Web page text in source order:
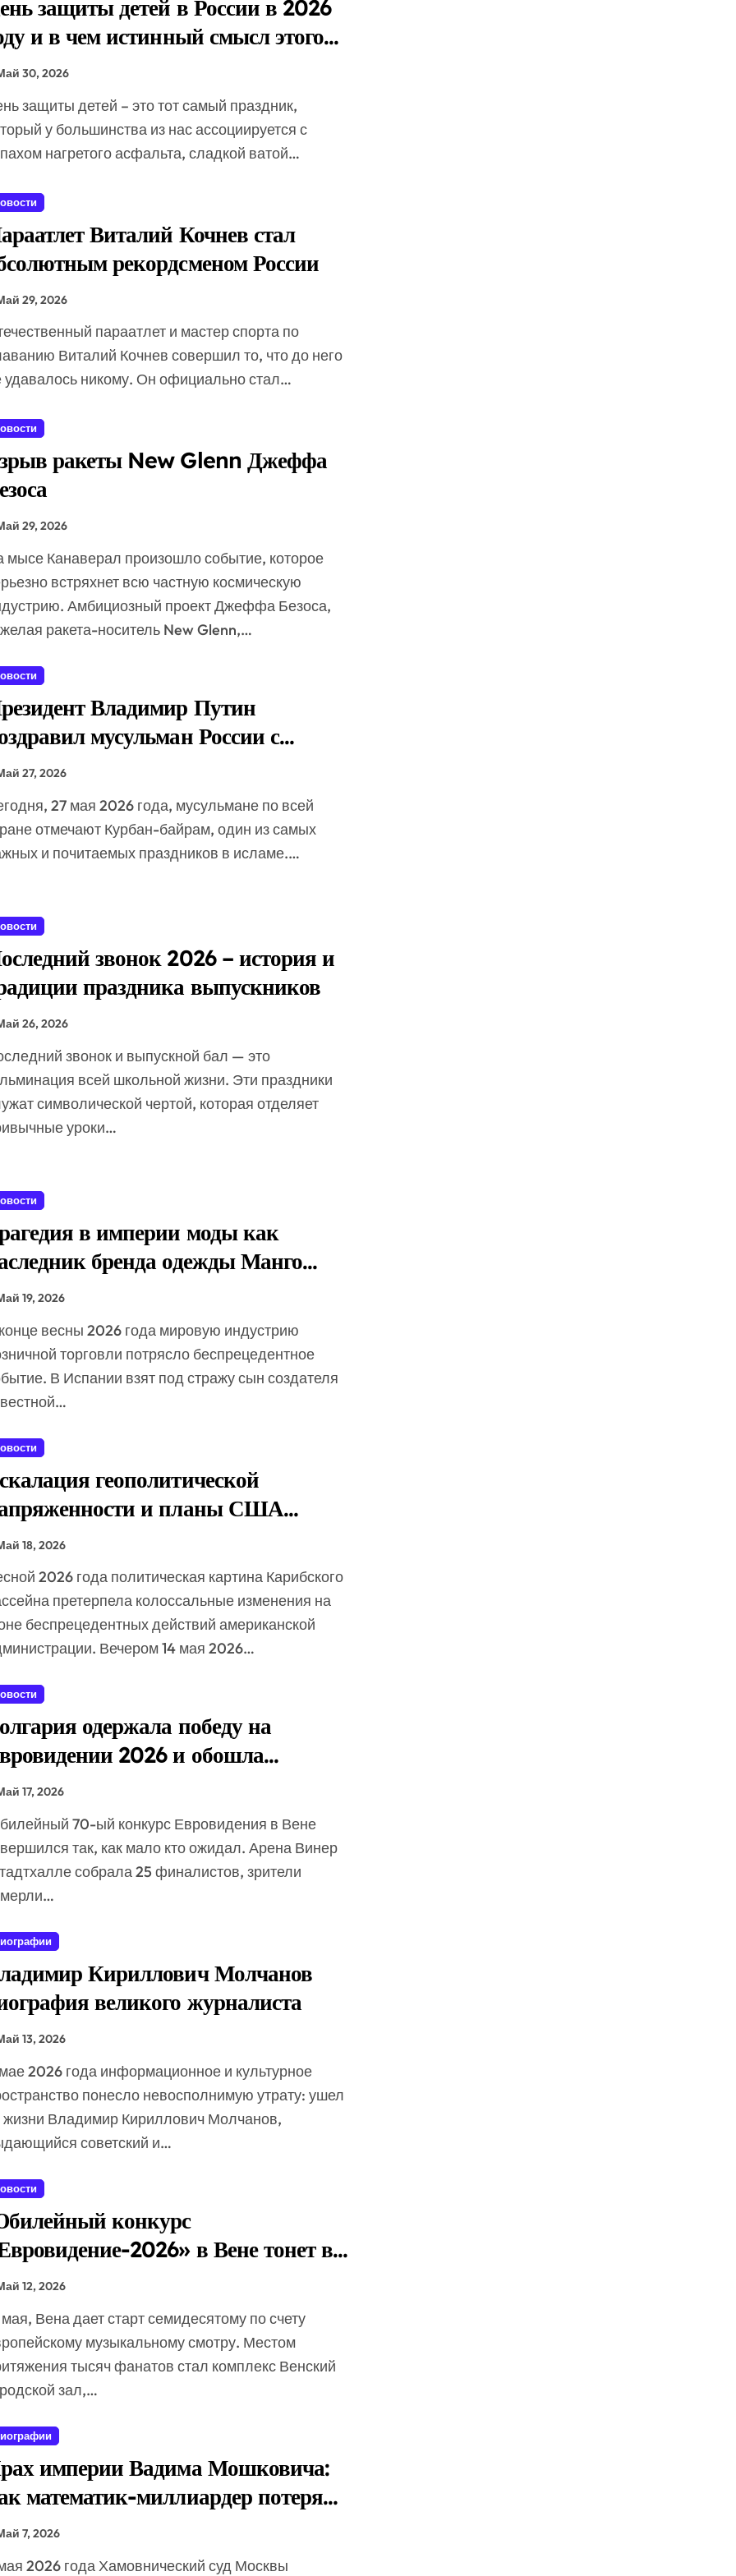
серебряные монеты серии «Красная книга» с редкими животными
принесли стране первое золото чемпионата Европы в Париже
четвертое место в синхронных прыжках в воду на чемпионате Европы
защиты детей в России в 2026
и в чем истинный смысл этого
30, 2026
у большинства из нас ассоциируется с
нагретого асфальта, сладкой ватой…
Виталий Кочнев стал
рекордсменом России
29, 2026
Виталий Кочнев совершил то, что до него
удавалось никому. Он официально стал…
ракеты New Glenn Джеффа
29, 2026
встряхнет всю частную космическую
Амбициозный проект Джеффа Безоса,
ракета-носитель New Glenn,…
Владимир Путин
мусульман России с
Курбан-байрам
27, 2026
отмечают Курбан-байрам, один из самых
и почитаемых праздников в исламе.…
звонок 2026 – история и
праздника выпускников
26, 2026
всей школьной жизни. Эти праздники
символической чертой, которая отделяет
уроки…
в империи моды как
бренда одежды Манго
главным подозреваемым
19, 2026
торговли потрясло беспрецедентное
В Испании взят под стражу сын создателя
геополитической
и планы США
обвинение Раулю Кастро
18, 2026
претерпела колоссальные изменения на
беспрецедентных действий американской
Вечером 14 мая 2026…
одержала победу на
2026 и обошла
17, 2026
так, как мало кто ожидал. Арена Винер
собрала 25 финалистов, зрители
Кириллович Молчанов
великого журналиста
13, 2026
понесло невосполнимую утрату: ушел
жизни Владимир Кириллович Молчанов,
советский и…
конкурс
2026» в Вене тонет в
скандалах
12, 2026
музыкальному смотру. Местом
тысяч фанатов стал комплекс Венский
зал,…
империи Вадима Мошковича:
математик-миллиардер потерял
7, 2026